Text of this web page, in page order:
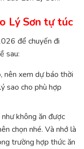
Lý Sơn tự túc
để chuyến đi
sau:
nên xem dự báo thời
sao cho phù hợp
không ăn được
chọn nhé. Và nhớ là
trường hợp thức ăn